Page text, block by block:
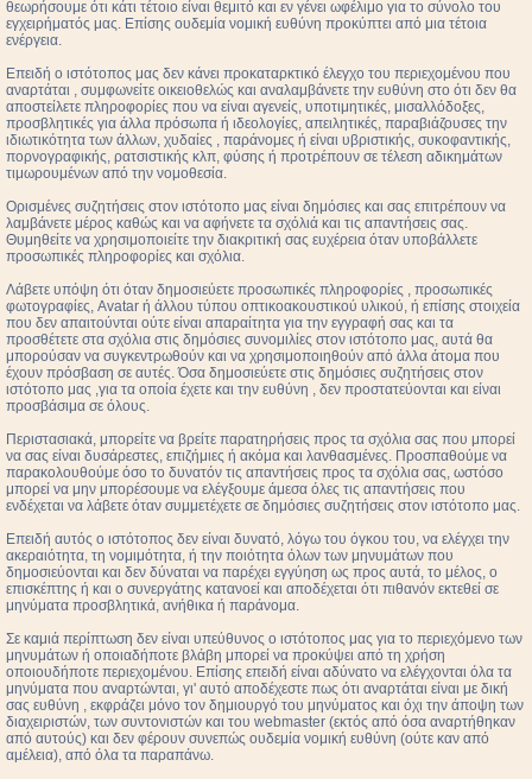
θεωρήσουμε ότι κάτι τέτοιο είναι θεμιτό και εν γένει ωφέλιμο για το σύνολο του
εγχειρήματός μας. Επίσης ουδεμία νομική ευθύνη προκύπτει από μια τέτοια
ενέργεια.
Επειδή ο ιστότοπος μας δεν κάνει προκαταρκτικό έλεγχο του περιεχομένου που
αναρτάται , συμφωνείτε οικειοθελώς και αναλαμβάνετε την ευθύνη στο ότι δεν θα
αποστείλετε πληροφορίες που να είναι αγενείς, υποτιμητικές, μισαλλόδοξες,
προσβλητικές για άλλα πρόσωπα ή ιδεολογίες, απειλητικές, παραβιάζουσες την
ιδιωτικότητα των άλλων, χυδαίες , παράνομες ή είναι υβριστικής, συκοφαντικής,
πορνογραφικής, ρατσιστικής κλπ, φύσης ή προτρέπουν σε τέλεση αδικημάτων
τιμωρουμένων από την νομοθεσία.
Ορισμένες συζητήσεις στον ιστότοπο μας είναι δημόσιες και σας επιτρέπουν να
λαμβάνετε μέρος καθώς και να αφήνετε τα σχόλιά και τις απαντήσεις σας.
Θυμηθείτε να χρησιμοποιείτε την διακριτική σας ευχέρεια όταν υποβάλλετε
προσωπικές πληροφορίες και σχόλια.
Λάβετε υπόψη ότι όταν δημοσιεύετε προσωπικές πληροφορίες , προσωπικές
φωτογραφίες, Avatar ή άλλου τύπου οπτικοακουστικού υλικού, ή επίσης στοιχεία
που δεν απαιτούνται ούτε είναι απαραίτητα για την εγγραφή σας και τα
προσθέτετε στα σχόλια στις δημόσιες συνομιλίες στον ιστότοπο μας, αυτά θα
μπορούσαν να συγκεντρωθούν και να χρησιμοποιηθούν από άλλα άτομα που
έχουν πρόσβαση σε αυτές. Όσα δημοσιεύετε στις δημόσιες συζητήσεις στον
ιστότοπο μας ,για τα οποία έχετε και την ευθύνη , δεν προστατεύονται και είναι
προσβάσιμα σε όλους.
Περιστασιακά, μπορείτε να βρείτε παρατηρήσεις προς τα σχόλια σας που μπορεί
να σας είναι δυσάρεστες, επιζήμιες ή ακόμα και λανθασμένες. Προσπαθούμε να
παρακολουθούμε όσο το δυνατόν τις απαντήσεις προς τα σχόλια σας, ωστόσο
μπορεί να μην μπορέσουμε να ελέγξουμε άμεσα όλες τις απαντήσεις που
ενδέχεται να λάβετε όταν συμμετέχετε σε δημόσιες συζητήσεις στον ιστότοπο μας.
Επειδή αυτός ο ιστότοπος δεν είναι δυνατό, λόγω του όγκου του, να ελέγχει την
ακεραιότητα, τη νομιμότητα, ή την ποιότητα όλων των μηνυμάτων που
δημοσιεύονται και δεν δύναται να παρέχει εγγύηση ως προς αυτά, το μέλος, ο
επισκέπτης ή και ο συνεργάτης κατανοεί και αποδέχεται ότι πιθανόν εκτεθεί σε
μηνύματα προσβλητικά, ανήθικα ή παράνομα.
Σε καμιά περίπτωση δεν είναι υπεύθυνος ο ιστότοπος μας για το περιεχόμενο των
μηνυμάτων ή οποιαδήποτε βλάβη μπορεί να προκύψει από τη χρήση
οποιουδήποτε περιεχομένου. Επίσης επειδή είναι αδύνατο να ελέγχονται όλα τα
μηνύματα που αναρτώνται, γι' αυτό αποδέχεστε πως ότι αναρτάται είναι με δική
σας ευθύνη , εκφράζει μόνο τον δημιουργό του μηνύματος και όχι την άποψη των
διαχειριστών, των συντονιστών και του webmaster (εκτός από όσα αναρτήθηκαν
από αυτούς) και δεν φέρουν συνεπώς ουδεμία νομική ευθύνη (ούτε καν από
αμέλεια), από όλα τα παραπάνω.